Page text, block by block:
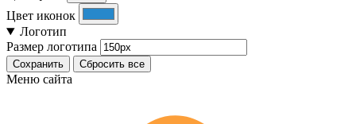
Цвет иконок
Логотип
Размер логотипа
Сохранить Сбросить все
Меню сайта